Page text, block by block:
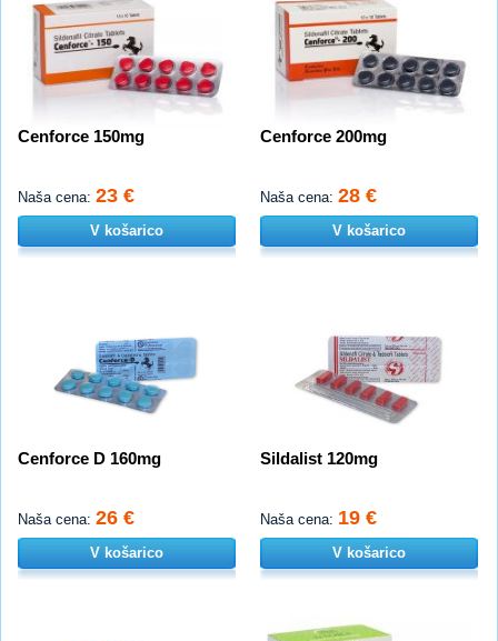
Cenforce 150mg
Naša cena: 23 €
V košarico
Cenforce 200mg
Naša cena: 28 €
V košarico
Cenforce D 160mg
Naša cena: 26 €
V košarico
Sildalist 120mg
Naša cena: 19 €
V košarico